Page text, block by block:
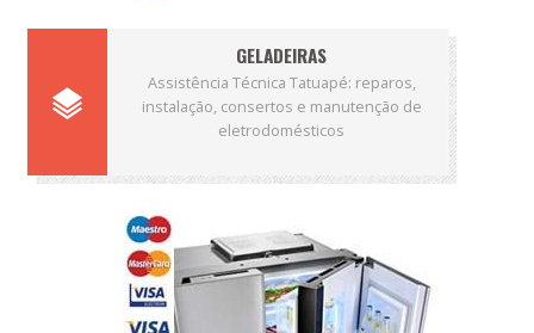
GELADEIRAS
Assistência Técnica Tatuapé: reparos,
instalação, consertos e manutenção de
eletrodomésticos